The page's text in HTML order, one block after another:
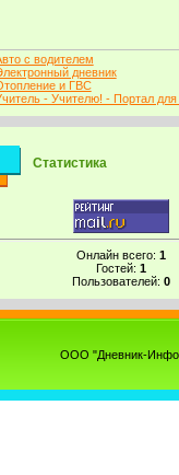
с водителем
дневник
и ГВС
- Учителю! - Портал для
Статистика
Онлайн всего: 1
Гостей: 1
Пользователей: 0
ООО "Дневник-